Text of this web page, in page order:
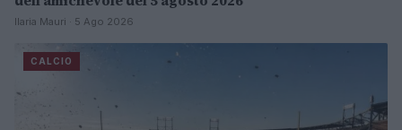
Ilaria Mauri · 5 Ago 2026
CALCIO